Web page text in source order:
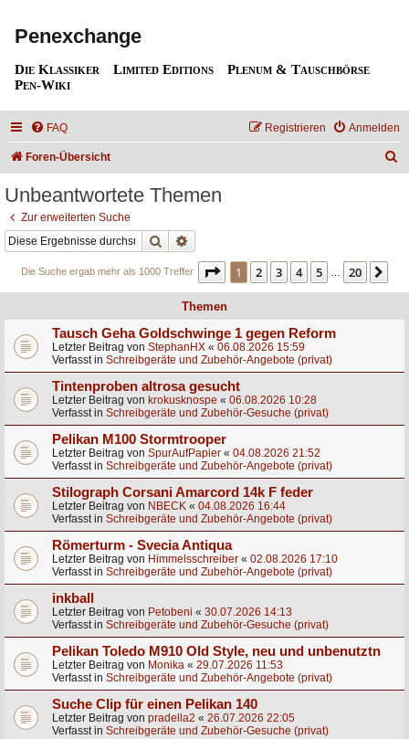
Penexchange
Die Klassiker Limited Editions
Plenum & Tauschbörse
Pen-Wiki
FAQ Anmelden
Registrieren
Foren-Übersicht
Unbeantwortete Themen
Zur erweiterten Suche
Suche
Die Suche ergab mehr als 1000 Treffer Seite 1von 20
1 2 3 4 5 … 20
Themen
Tausch Geha Goldschwinge 1 gegen Reform
Letzter Beitrag von StephanHX « 06.08.2026 15:59
Verfasst in Schreibgeräte und Zubehör-Angebote (privat)
Tintenproben altrosa gesucht
Letzter Beitrag von krokusknospe « 06.08.2026 10:28
Verfasst in Schreibgeräte und Zubehör-Gesuche (privat)
Pelikan M100 Stormtrooper
Letzter Beitrag von SpurAufPapier « 04.08.2026 21:52
Verfasst in Schreibgeräte und Zubehör-Angebote (privat)
Stilograph Corsani Amarcord 14k F feder
Letzter Beitrag von NBECK « 04.08.2026 16:44
Verfasst in Schreibgeräte und Zubehör-Angebote (privat)
Römerturm - Svecia Antiqua
Letzter Beitrag von Himmelsschreiber « 02.08.2026 17:10
Verfasst in Schreibgeräte und Zubehör-Angebote (privat)
inkball
Letzter Beitrag von Petobeni « 30.07.2026 14:13
Verfasst in Schreibgeräte und Zubehör-Gesuche (privat)
Pelikan Toledo M910 Old Style, neu und unbenutztn
Letzter Beitrag von Monika « 29.07.2026 11:53
Verfasst in Schreibgeräte und Zubehör-Angebote (privat)
Suche Clip für einen Pelikan 140
Letzter Beitrag von pradella2 « 26.07.2026 22:05
Verfasst in Schreibgeräte und Zubehör-Gesuche (privat)